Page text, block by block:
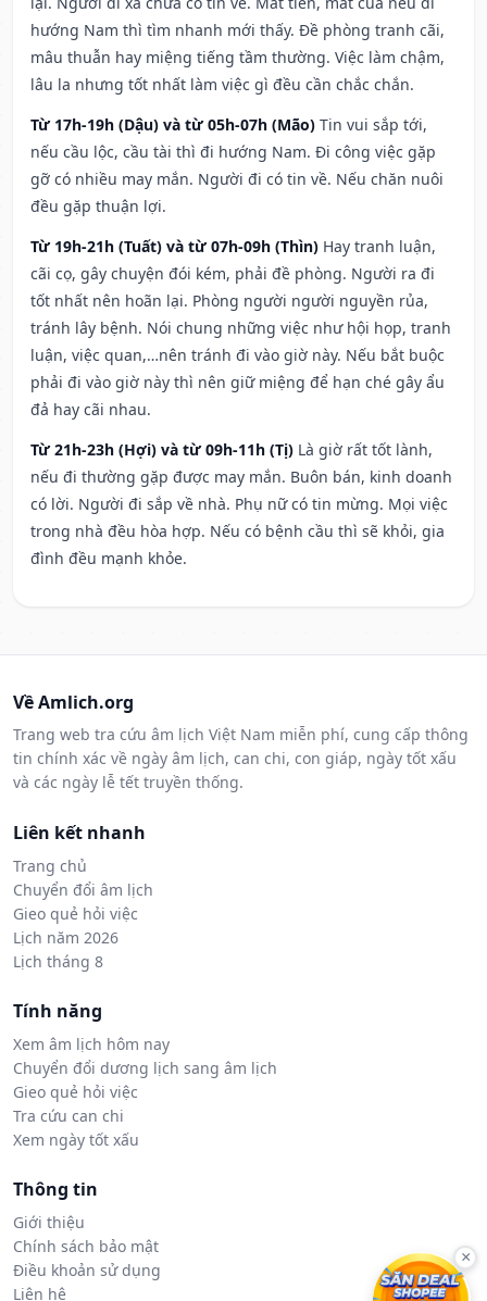
hướng Nam thì tìm nhanh mới thấy. Đề phòng tranh cãi,
mâu thuẫn hay miệng tiếng tầm thường. Việc làm chậm,
lâu la nhưng tốt nhất làm việc gì đều cần chắc chắn.
Từ 17h-19h (Dậu) và từ 05h-07h (Mão) Tin vui sắp tới,
nếu cầu lộc, cầu tài thì đi hướng Nam. Đi công việc gặp
gỡ có nhiều may mắn. Người đi có tin về. Nếu chăn nuôi
đều gặp thuận lợi.
Từ 19h-21h (Tuất) và từ 07h-09h (Thìn) Hay tranh luận,
cãi cọ, gây chuyện đói kém, phải đề phòng. Người ra đi
tốt nhất nên hoãn lại. Phòng người người nguyền rủa,
tránh lây bệnh. Nói chung những việc như hội họp, tranh
luận, việc quan,…nên tránh đi vào giờ này. Nếu bắt buộc
phải đi vào giờ này thì nên giữ miệng để hạn ché gây ẩu
đả hay cãi nhau.
Từ 21h-23h (Hợi) và từ 09h-11h (Tị) Là giờ rất tốt lành,
nếu đi thường gặp được may mắn. Buôn bán, kinh doanh
có lời. Người đi sắp về nhà. Phụ nữ có tin mừng. Mọi việc
trong nhà đều hòa hợp. Nếu có bệnh cầu thì sẽ khỏi, gia
đình đều mạnh khỏe.
Về Amlich.org
Trang web tra cứu âm lịch Việt Nam miễn phí, cung cấp thông
tin chính xác về ngày âm lịch, can chi, con giáp, ngày tốt xấu
và các ngày lễ tết truyền thống.
Liên kết nhanh
Trang chủ
Chuyển đổi âm lịch
Gieo quẻ hỏi việc
Lịch năm 2026
Lịch tháng 8
Tính năng
Xem âm lịch hôm nay
Chuyển đổi dương lịch sang âm lịch
Gieo quẻ hỏi việc
Tra cứu can chi
Xem ngày tốt xấu
Thông tin
Giới thiệu
Chính sách bảo mật
Điều khoản sử dụng
Liên hệ
×